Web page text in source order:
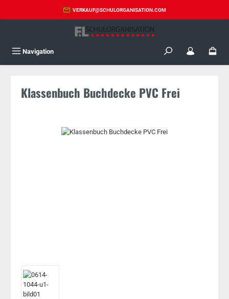
Zum Hauptinhalt springenVERKAUF@SCHULORGANISATION.COM
Navigation
Klassenbuch Buchdecke PVC Frei
Bildergalerie überspringen